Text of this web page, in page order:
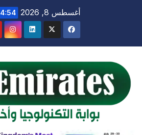
أغسطس 8, 2026 4:54 م